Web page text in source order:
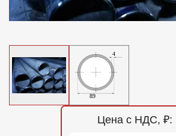
Цена с НДС, ₽: